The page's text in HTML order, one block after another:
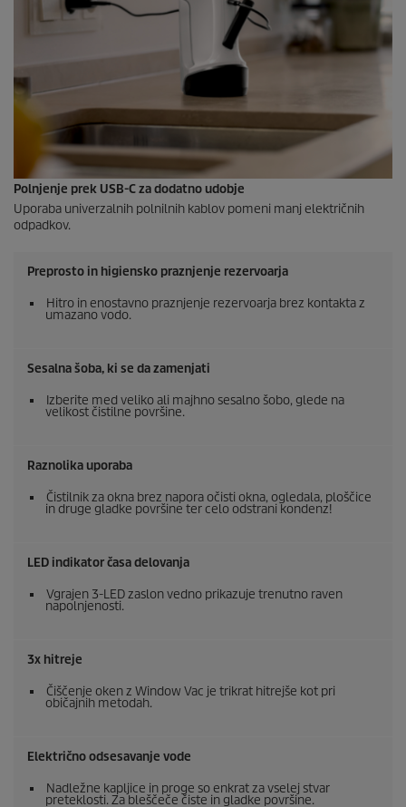
Polnjenje prek USB-C za dodatno udobje
Uporaba univerzalnih polnilnih kablov pomeni manj električnih
odpadkov.
Preprosto in higiensko praznjenje rezervoarja
Hitro in enostavno praznjenje rezervoarja brez kontakta z
umazano vodo.
Sesalna šoba, ki se da zamenjati
Izberite med veliko ali majhno sesalno šobo, glede na
velikost čistilne površine.
Raznolika uporaba
Čistilnik za okna brez napora očisti okna, ogledala, ploščice
in druge gladke površine ter celo odstrani kondenz!
LED indikator časa delovanja
Vgrajen 3-LED zaslon vedno prikazuje trenutno raven
napolnjenosti.
3x hitreje
Čiščenje oken z Window Vac je trikrat hitrejše kot pri
običajnih metodah.
Električno odsesavanje vode
Nadležne kapljice in proge so enkrat za vselej stvar
preteklosti. Za bleščeče čiste in gladke površine.